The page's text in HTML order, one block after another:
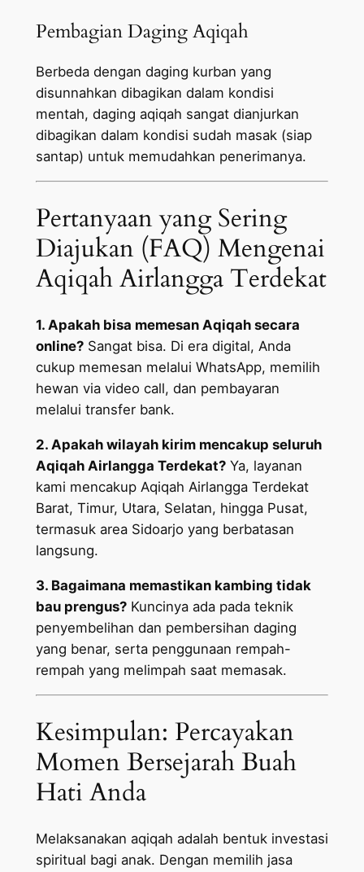
Pembagian Daging Aqiqah
Berbeda dengan daging kurban yang
disunnahkan dibagikan dalam kondisi
mentah, daging aqiqah sangat dianjurkan
dibagikan dalam kondisi sudah masak (siap
santap) untuk memudahkan penerimanya.
Pertanyaan yang Sering
Diajukan (FAQ) Mengenai
Aqiqah Airlangga Terdekat
1. Apakah bisa memesan Aqiqah secara
online?Sangat bisa. Di era digital, Anda
cukup memesan melalui WhatsApp, memilih
hewan via video call, dan pembayaran
melalui transfer bank.
2. Apakah wilayah kirim mencakup seluruh
Aqiqah Airlangga Terdekat?Ya, layanan
kami mencakup Aqiqah Airlangga Terdekat
Barat, Timur, Utara, Selatan, hingga Pusat,
termasuk area Sidoarjo yang berbatasan
langsung.
3. Bagaimana memastikan kambing tidak
bau prengus?Kuncinya ada pada teknik
penyembelihan dan pembersihan daging
yang benar, serta penggunaan rempah-
rempah yang melimpah saat memasak.
Kesimpulan: Percayakan
Momen Bersejarah Buah
Hati Anda
Melaksanakan aqiqah adalah bentuk investasi
spiritual bagi anak. Dengan memilih jasa